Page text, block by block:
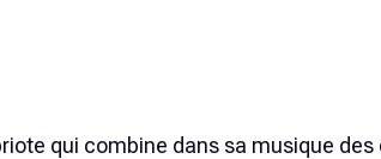
qui combine dans sa musique